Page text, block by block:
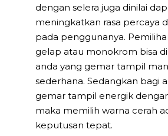
dengan selera juga dinilai
meningkatkan rasa percaya
pada penggunanya.
gelap atau monokrom bisa
anda yang gemar tampil
sederhana. Sedangkan bagi
gemar tampil energik
maka memilih warna cerah
keputusan tepat.